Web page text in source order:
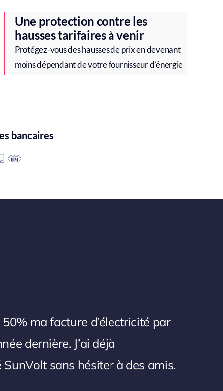
Une protection contre les
hausses tarifaires à venir
Protégez-vous des hausses de prix en devenant
moins dépendant de votre fournisseur d’énergie
bancaires
50% ma facture d’électricité par
dernière. J’ai déjà
sans hésiter à des amis.